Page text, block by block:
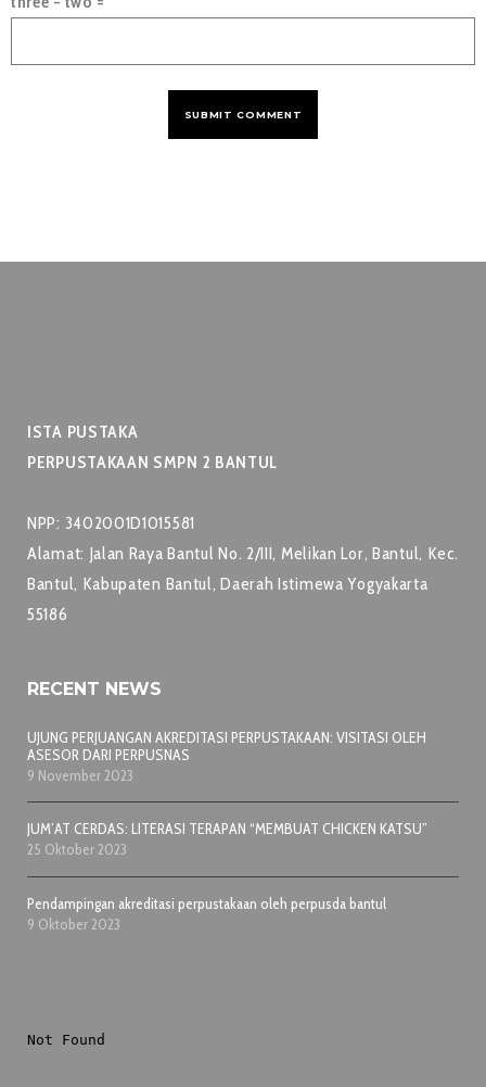
ISTA PUSTAKA
PERPUSTAKAAN SMPN 2 BANTUL
NPP: 3402001D1015581
Alamat: Jalan Raya Bantul No. 2/III, Melikan Lor, Bantul, Kec.
Bantul, Kabupaten Bantul, Daerah Istimewa Yogyakarta
55186
RECENT NEWS
UJUNG PERJUANGAN AKREDITASI PERPUSTAKAAN: VISITASI OLEH
ASESOR DARI PERPUSNAS
9 November 2023
JUM’AT CERDAS: LITERASI TERAPAN “MEMBUAT CHICKEN KATSU”
25 Oktober 2023
Pendampingan akreditasi perpustakaan oleh perpusda bantul
9 Oktober 2023